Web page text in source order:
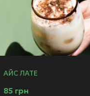
АЙС ЛАТЕ
85 грн